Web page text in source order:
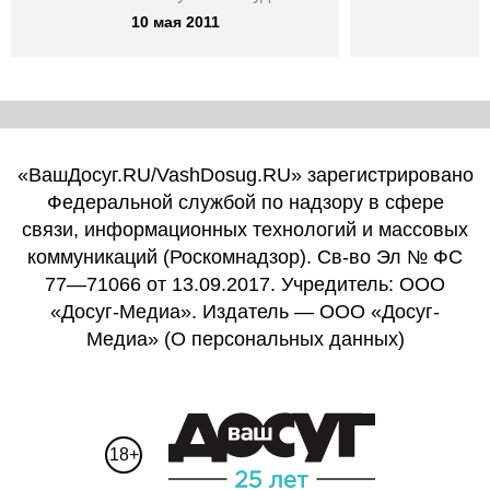
10 мая 2011
«ВашДосуг.RU/VashDosug.RU» зарегистрировано
Федеральной службой по надзору в сфере
связи, информационных технологий и массовых
коммуникаций (Роскомнадзор). Св-во Эл № ФС
77—71066 от 13.09.2017. Учредитель: ООО
«Досуг-Медиа». Издатель — ООО «Досуг-
Медиа» (О персональных данных)
18+